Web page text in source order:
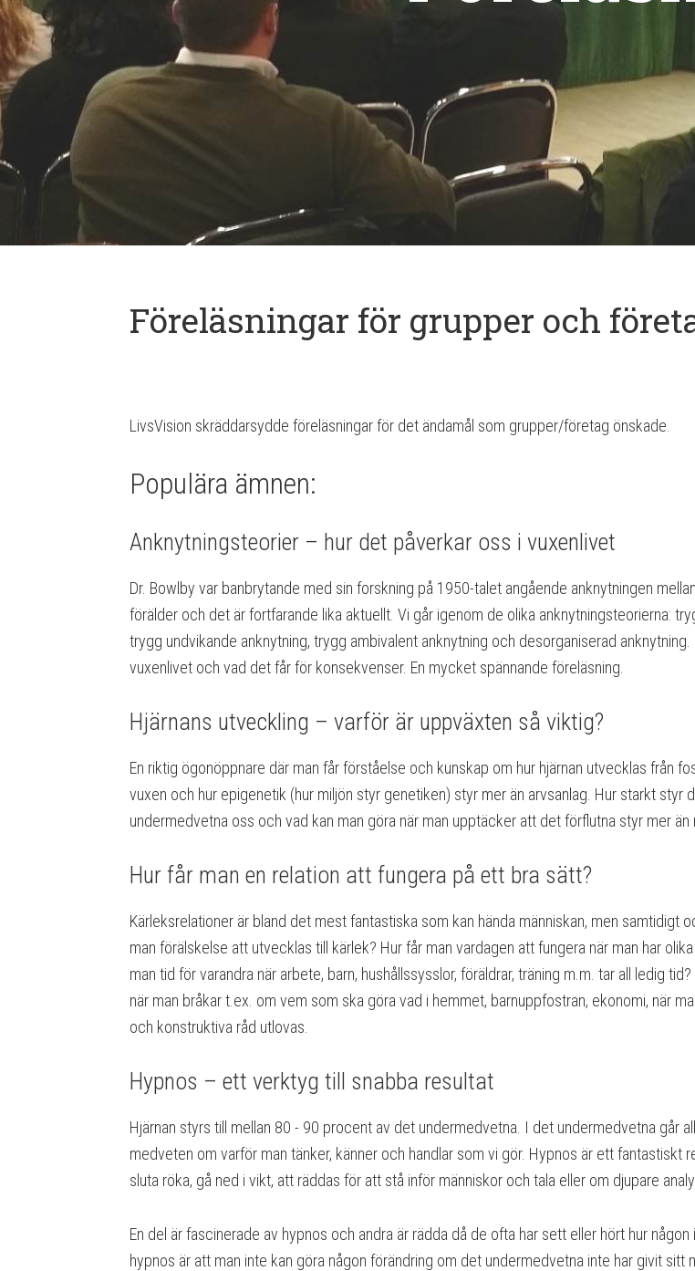
Föreläsningar för grupper och
LivsVision skräddarsydde föreläsningar för det ändamål som grupper/företag önskade.
Populära ämnen:
Anknytningsteorier – hur det påverkar oss i vuxenlivet
Dr. Bowlby var banbrytande med sin forskning på 1950-talet angående anknytningen
förälder och det är fortfarande lika aktuellt. Vi går igenom de olika anknytningsteorierna:
trygg undvikande anknytning, trygg ambivalent anknytning och desorganiserad
vuxenlivet och vad det får för konsekvenser. En mycket spännande föreläsning.
Hjärnans utveckling – varför är uppväxten så viktig?
En riktig ögonöppnare där man får förståelse och kunskap om hur hjärnan utvecklas från
vuxen och hur epigenetik (hur miljön styr genetiken) styr mer än arvsanlag. Hur starkt styr
undermedvetna oss och vad kan man göra när man upptäcker att det förflutna styr mer än
Hur får man en relation att fungera på ett bra sätt?
Kärleksrelationer är bland det mest fantastiska som kan hända människan, men
man förälskelse att utvecklas till kärlek? Hur får man vardagen att fungera när man har
man tid för varandra när arbete, barn, hushållssysslor, föräldrar, träning m.m. tar all ledig
när man bråkar t.ex. om vem som ska göra vad i hemmet, barnuppfostran, ekonomi, när
och konstruktiva råd utlovas.
Hypnos – ett verktyg till snabba resultat
Hjärnan styrs till mellan 80 - 90 procent av det undermedvetna. I det undermedvetna går
medveten om varför man tänker, känner och handlar som vi gör. Hypnos är ett
sluta röka, gå ned i vikt, att räddas för att stå inför människor och tala eller om djupare
En del är fascinerade av hypnos och andra är rädda då de ofta har sett eller hört hur
hypnos är att man inte kan göra någon förändring om det undermedvetna inte har givit